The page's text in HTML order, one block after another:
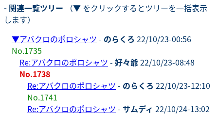
- 関連一覧ツリー （▼ をクリックするとツリーを一括表示
します）
▼アバクロのポロシャツ - のらくろ 22/10/23-00:56
No.1735
Re:アバクロのポロシャツ - 好々爺22/10/23-08:48
No.1738
Re:アバクロのポロシャツ - のらくろ 22/10/23-12:10
No.1741
Re:アバクロのポロシャツ - サムディ 22/10/24-13:02